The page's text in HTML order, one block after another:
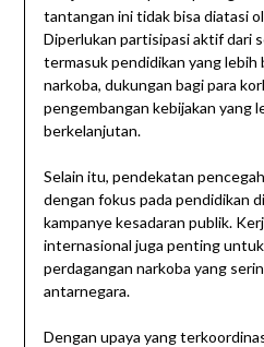
tantangan ini tidak bisa diatasi
Diperlukan partisipasi aktif dari
termasuk pendidikan yang lebih
narkoba, dukungan bagi para
pengembangan kebijakan yang
berkelanjutan.
Selain itu, pendekatan
dengan fokus pada pendidikan
kampanye kesadaran publik.
internasional juga penting
perdagangan narkoba yang
antarnegara.
Dengan upaya yang